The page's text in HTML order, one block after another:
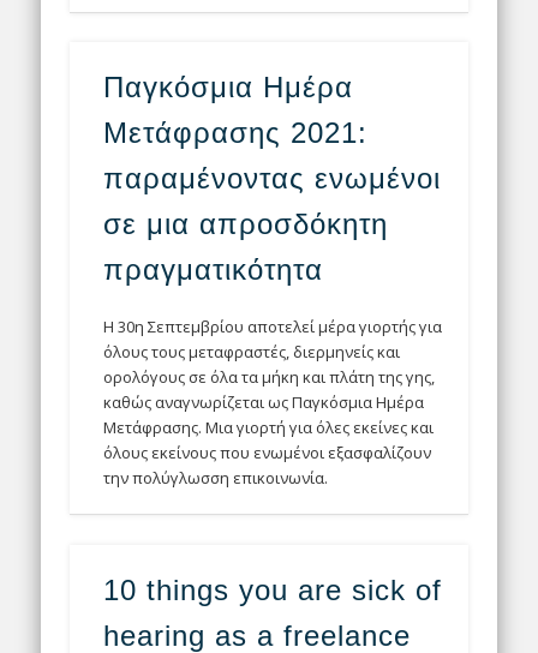
Παγκόσμια Ημέρα
Μετάφρασης 2021:
παραμένοντας ενωμένοι
σε μια απροσδόκητη
πραγματικότητα
Η 30η Σεπτεμβρίου αποτελεί μέρα γιορτής για
όλους τους μεταφραστές, διερμηνείς και
ορολόγους σε όλα τα μήκη και πλάτη της γης,
καθώς αναγνωρίζεται ως Παγκόσμια Ημέρα
Μετάφρασης. Μια γιορτή για όλες εκείνες και
όλους εκείνους που ενωμένοι εξασφαλίζουν
την πολύγλωσση επικοινωνία.
10 things you are sick of
hearing as a freelance